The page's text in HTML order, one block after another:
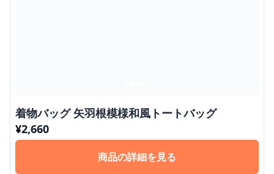
着物バッグ 矢羽根模様和風トートバッグ
¥2,660
商品の詳細を見る